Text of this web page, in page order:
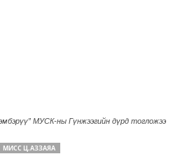
МУСК-ны Гүнжээгийн дүрд тогложээ
МИСС Ц.АЗЗАЯА